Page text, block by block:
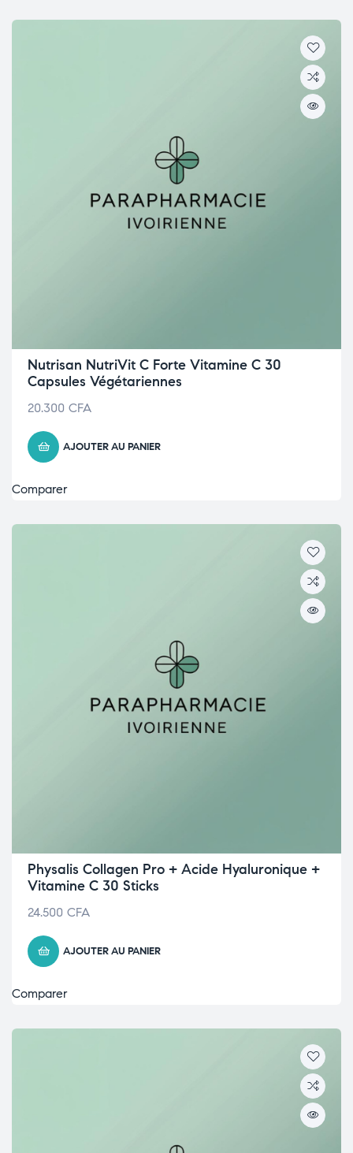
Nutrisan NutriVit C Forte Vitamine C 30
Capsules Végétariennes
20.300 CFA
AJOUTER AU PANIER
Comparer
Physalis Collagen Pro + Acide Hyaluronique +
Vitamine C 30 Sticks
24.500 CFA
AJOUTER AU PANIER
Comparer